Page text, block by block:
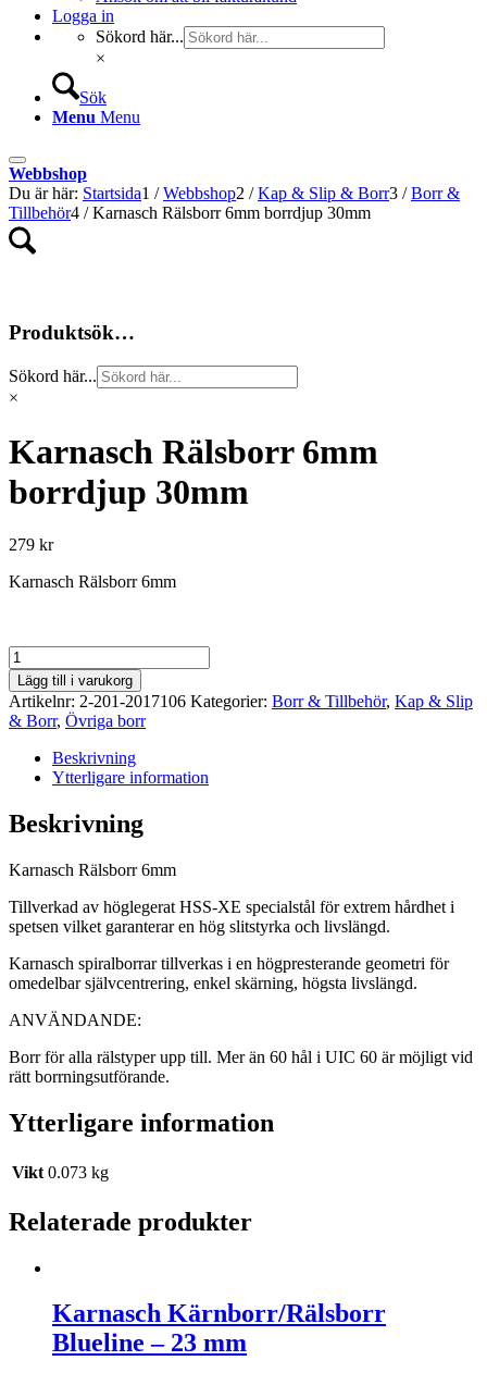
Logga in
Sökord här...
×
Sök
Menu Menu
Webbshop
Du är här: Startsida1 / Webbshop2 / Kap & Slip & Borr3 / Borr &
Tillbehör4 / Karnasch Rälsborr 6mm borrdjup 30mm
Produktsök…
Sökord här...
×
Karnasch Rälsborr 6mm
borrdjup 30mm
279 kr
Karnasch Rälsborr 6mm
Karnasch
Rälsborr
6mm
borrdjup
30mm
mängd
Lägg till i varukorg
Artikelnr: 2-201-2017106 Kategorier: Borr & Tillbehör, Kap & Slip
& Borr, Övriga borr
Beskrivning
Ytterligare information
Beskrivning
Karnasch Rälsborr 6mm
Tillverkad av höglegerat HSS-XE specialstål för extrem hårdhet i
spetsen vilket garanterar en hög slitstyrka och livslängd.
Karnasch spiralborrar tillverkas i en högpresterande geometri för
omedelbar självcentrering, enkel skärning, högsta livslängd.
ANVÄNDANDE:
Borr för alla rälstyper upp till. Mer än 60 hål i UIC 60 är möjligt vid
rätt borrningsutförande.
Ytterligare information
Vikt 0.073 kg
Relaterade produkter
Karnasch Kärnborr/Rälsborr
Blueline – 23 mm